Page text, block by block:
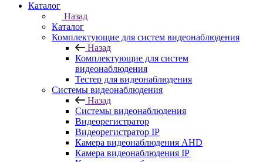
Каталог
Назад
Каталог
Комплектующие для систем видеонаблюдения
Назад
Комплектующие для систем
видеонаблюдения
Тестер для видеонаблюдения
Системы видеонаблюдения
Назад
Системы видеонаблюдения
Видеорегистратор
Видеорегистратор IP
Камера видеонаблюдения AHD
Камера видеонаблюдения IP